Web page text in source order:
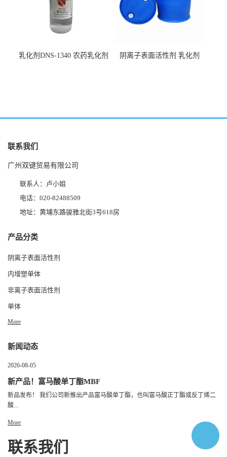
乳化剂DNS-1340 农药乳化剂
阴离子表面活性剂 乳化剂
联系我们
广州双键贸易有限公司
联系人：卢小姐
电话：020-82488509
地址：黄埔东路骏雅北街3号618房
产品分类
阴离子表面活性剂
内增塑单体
非离子表面活性剂
单体
More
新闻动态
2026-08-05
新产品！富马酸单丁酯MBF
新品发布！ 我们公司新推出产品富马酸单丁酯，也叫富马酸正丁酯或反丁烯二
酸...
More
联系我们